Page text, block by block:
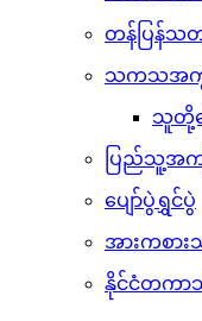
တန်ပြန်သ
သကသအကွဲ
သူတို့ပ
ပြည်သူ့အက
ပျော်ပွဲရွှင်ပွဲ
အားကစာ
နိုင်ငံတကာ